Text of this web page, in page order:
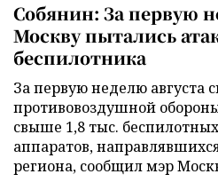
Собянин: За первую
Москву пытались
беспилотника
За первую неделю августа
противовоздушной
свыше 1,8 тыс.
аппаратов,
региона, сообщил мэр